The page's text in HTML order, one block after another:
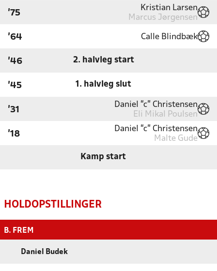
'75
Kristian Larsen
Marcus Jørgensen
'64 Calle Blindbæk
'46 2. halvleg start
'45 1. halvleg slut
'31
Daniel “c” Christensen
Eli Mikal Poulsen
'18
Daniel “c” Christensen
Malte Gude
Kamp start
HOLDOPSTILLINGER
B. FREM
Daniel Budek